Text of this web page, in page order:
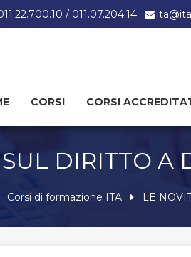
/ 011.07.204.14
CORSI CORSI
SUL DIRITTO
Corsi di formazione ITA LE